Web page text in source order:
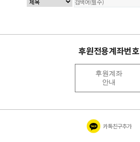
후원전용계좌번호
후원계좌
안내
카톡친구추가